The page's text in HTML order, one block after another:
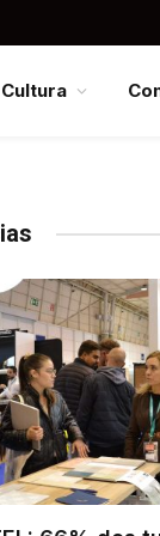
Cultura